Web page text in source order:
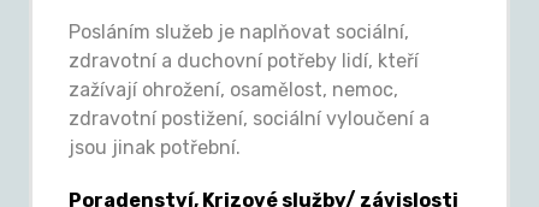
Posláním služeb je naplňovat sociální,
zdravotní a duchovní potřeby lidí, kteří
zažívají ohrožení, osamělost, nemoc,
zdravotní postižení, sociální vyloučení a
jsou jinak potřební.
Poradenství, Krizové služby/ závislosti